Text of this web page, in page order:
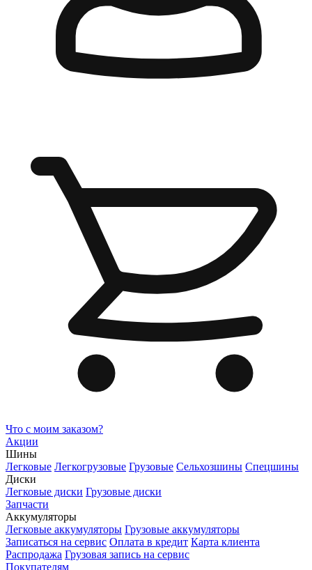
Что с моим заказом?
Акции
Шины
Легковые Легкогрузовые Грузовые Сельхозшины Спецшины
Диски
Легковые диски Грузовые диски
Запчасти
Аккумуляторы
Легковые аккумуляторы Грузовые аккумуляторы
Записаться на сервис Оплата в кредит Карта клиента
Распродажа Грузовая запись на сервис
Покупателям